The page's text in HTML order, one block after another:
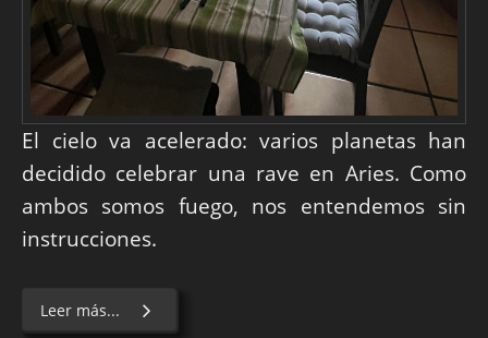
El cielo va acelerado: varios planetas han
decidido celebrar una rave en Aries. Como
ambos somos fuego, nos entendemos sin
instrucciones.
Leer más...